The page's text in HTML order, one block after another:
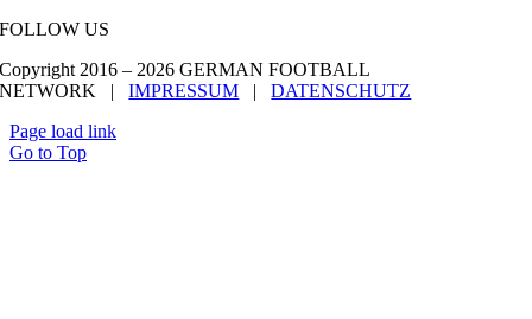
FOLLOW US
Copyright 2016 – 2026 GERMAN FOOTBALL
NETWORK |IMPRESSUM |DATENSCHUTZ
Page load link
Go to Top